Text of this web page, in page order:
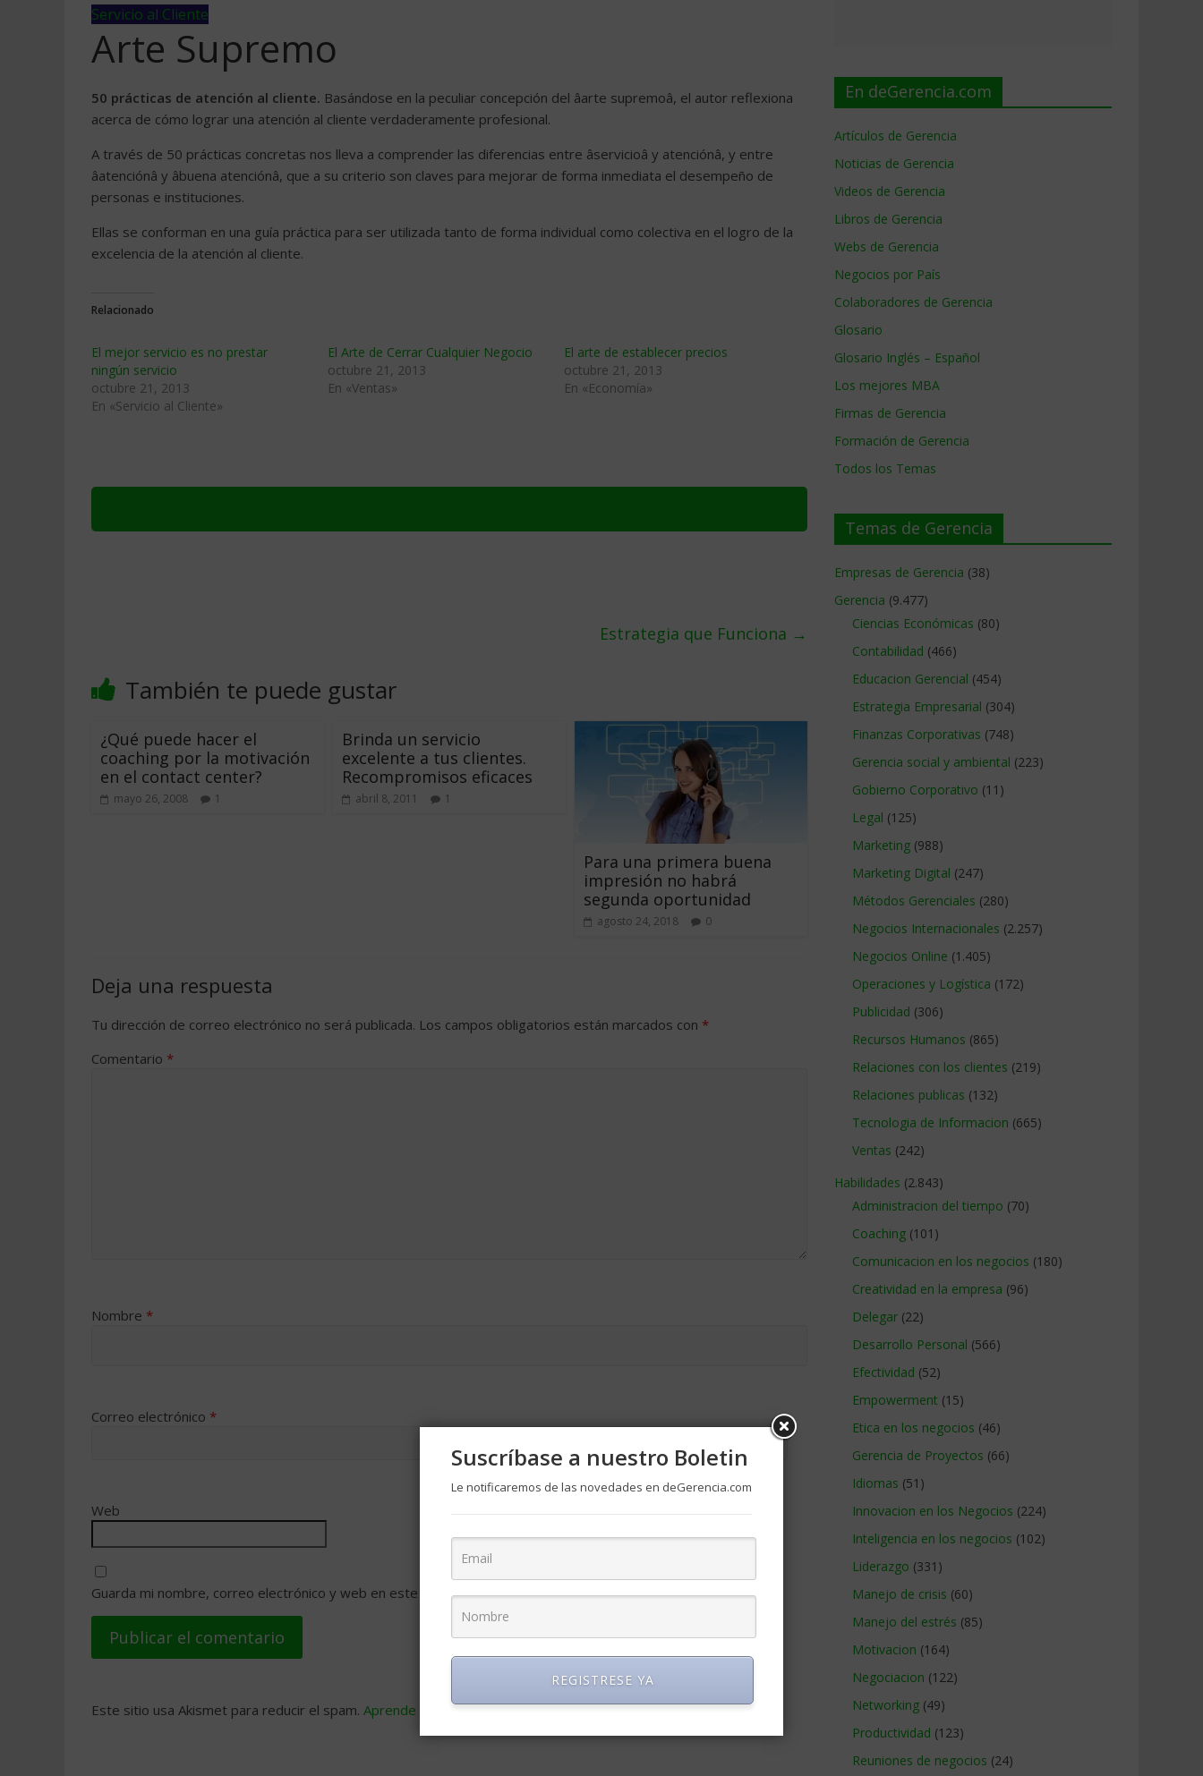
Servicio al Cliente
Arte Supremo
50 prácticas de atención al cliente. Basándose en la peculiar concepción del âarte supremoâ, el autor reflexiona
acerca de cómo lograr una atención al cliente verdaderamente profesional.
A través de 50 prácticas concretas nos lleva a comprender las diferencias entre âservicioâ y atenciónâ, y entre
âatenciónâ y âbuena atenciónâ, que a su criterio son claves para mejorar de forma inmediata el desempeño de
personas e instituciones.
Ellas se conforman en una guía práctica para ser utilizada tanto de forma individual como colectiva en el logro de la
excelencia de la atención al cliente.
Relacionado
El mejor servicio es no prestar
ningún servicio
octubre 21, 2013
En «Servicio al Cliente»
El Arte de Cerrar Cualquier Negocio
octubre 21, 2013
En «Ventas»
El arte de establecer precios
octubre 21, 2013
En «Economía»
Estrategia que Funciona →
También te puede gustar
¿Qué puede hacer el
coaching por la motivación
en el contact center?
mayo 26, 2008 1
Brinda un servicio
excelente a tus clientes.
Recompromisos eficaces
abril 8, 2011 1
Para una primera buena
impresión no habrá
segunda oportunidad
agosto 24, 2018 0
Deja una respuesta
Tu dirección de correo electrónico no será publicada. Los campos obligatorios están marcados con *
Comentario *
Nombre *
Correo electrónico *
Web
Guarda mi nombre, correo electrónico y web en este navegador para la próxima vez que comente.
Este sitio usa Akismet para reducir el spam. Aprende cómo se procesan los datos de tus comentarios.
En deGerencia.com
Artículos de Gerencia
Noticias de Gerencia
Videos de Gerencia
Libros de Gerencia
Webs de Gerencia
Negocios por País
Colaboradores de Gerencia
Glosario
Glosario Inglés – Español
Los mejores MBA
Firmas de Gerencia
Formación de Gerencia
Todos los Temas
Temas de Gerencia
Empresas de Gerencia (38)
Gerencia (9.477)
Ciencias Económicas (80)
Contabilidad (466)
Educacion Gerencial (454)
Estrategia Empresarial (304)
Finanzas Corporativas (748)
Gerencia social y ambiental (223)
Gobierno Corporativo (11)
Legal (125)
Marketing (988)
Marketing Digital (247)
Métodos Gerenciales (280)
Negocios Internacionales (2.257)
Negocios Online (1.405)
Operaciones y Logística (172)
Publicidad (306)
Recursos Humanos (865)
Relaciones con los clientes (219)
Relaciones publicas (132)
Tecnologia de Informacion (665)
Ventas (242)
Habilidades (2.843)
Administracion del tiempo (70)
Coaching (101)
Comunicacion en los negocios (180)
Creatividad en la empresa (96)
Delegar (22)
Desarrollo Personal (566)
Efectividad (52)
Empowerment (15)
Etica en los negocios (46)
Gerencia de Proyectos (66)
Idiomas (51)
Innovacion en los Negocios (224)
Inteligencia en los negocios (102)
Liderazgo (331)
Manejo de crisis (60)
Manejo del estrés (85)
Motivacion (164)
Negociacion (122)
Networking (49)
Productividad (123)
Reuniones de negocios (24)
Suscríbase a nuestro Boletin
Le notificaremos de las novedades en deGerencia.com
REGISTRESE YA